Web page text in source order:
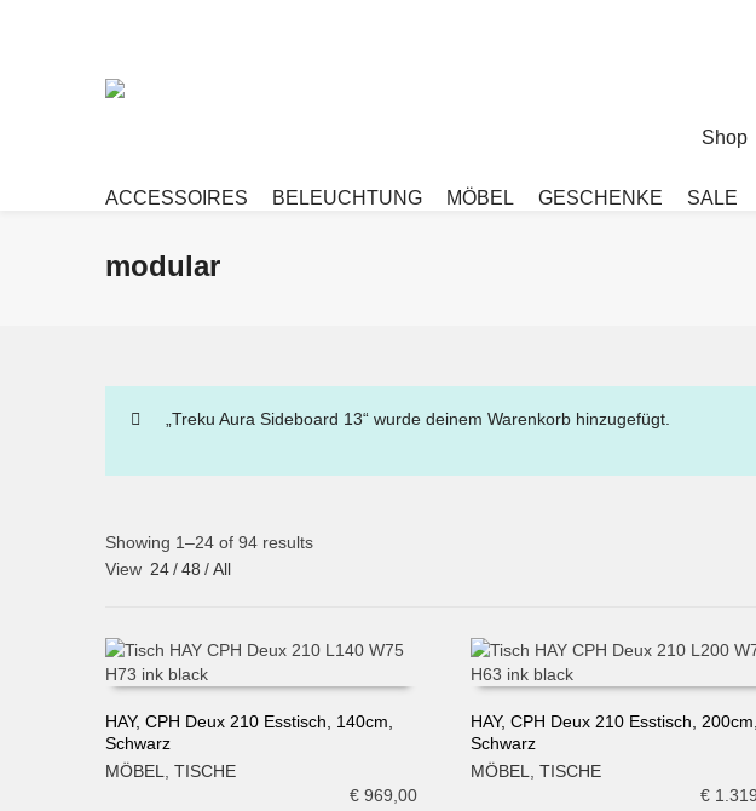
Shop
ACCESSOIRES BELEUCHTUNG MÖBEL GESCHENKE SALE
modular
„Treku Aura Sideboard 13“ wurde deinem Warenkorb hinzugefügt.
Showing 1–24 of 94 results
View 24/48 /All
IN DEN WARENKORB
HAY, CPH Deux 210 Esstisch, 140cm,
Schwarz
MÖBEL
TISCHE
€969,00
IN DEN WARENKORB
HAY, CPH Deux 210 Esstisch, 200cm,
Schwarz
MÖBEL
,TISCHE
€